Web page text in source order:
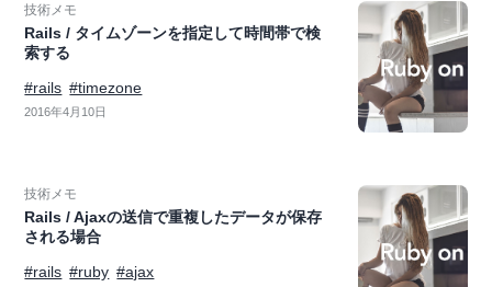
技術メモ
Rails / タイムゾーンを指定して時間帯で検
索する
#rails #timezone
2016年4月10日
技術メモ
Rails / Ajaxの送信で重複したデータが保存
される場合
#rails #ruby #ajax